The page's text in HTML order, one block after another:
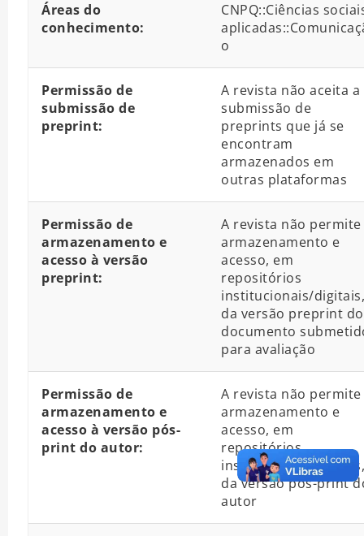
Áreas do
conhecimento:
CNPQ::Ciências
o
Permissão de
submissão de
preprint:
A revista não aceita a
submissão de
preprints que já se
encontram
armazenados em
outras plataformas
Permissão de
armazenamento e
acesso à versão
preprint:
A revista não
armazenamento e
acesso, em
repositórios
institucionais/digitais,
da versão preprint do
documento
para avaliação
Permissão de
armazenamento e
acesso à versão pós-
print do autor:
A revista não
armazenamento e
acesso, em
repositórios
institucionais/digitais,
da versão pós-print
autor